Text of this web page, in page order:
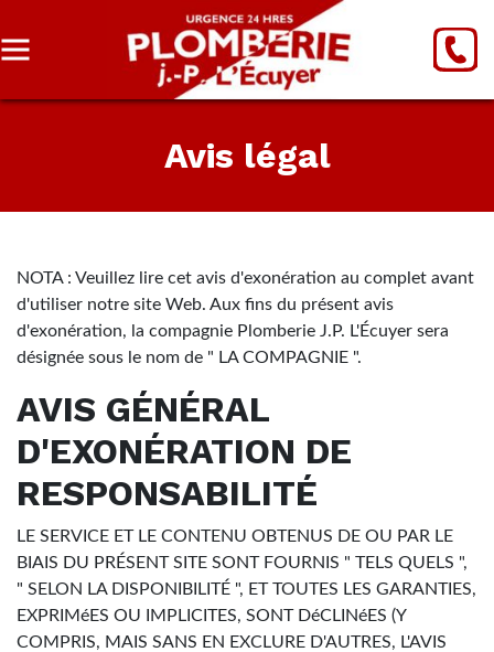
Avis légal
NOTA : Veuillez lire cet avis d'exonération au complet avant
d'utiliser notre site Web. Aux fins du présent avis
d'exonération, la compagnie Plomberie J.P. L'Écuyer sera
désignée sous le nom de " LA COMPAGNIE ".
AVIS GÉNÉRAL
D'EXONÉRATION DE
RESPONSABILITÉ
LE SERVICE ET LE CONTENU OBTENUS DE OU PAR LE
BIAIS DU PRÉSENT SITE SONT FOURNIS " TELS QUELS ",
" SELON LA DISPONIBILITÉ ", ET TOUTES LES GARANTIES,
EXPRIMéES OU IMPLICITES, SONT DéCLINéES (Y
COMPRIS, MAIS SANS EN EXCLURE D'AUTRES, L'AVIS